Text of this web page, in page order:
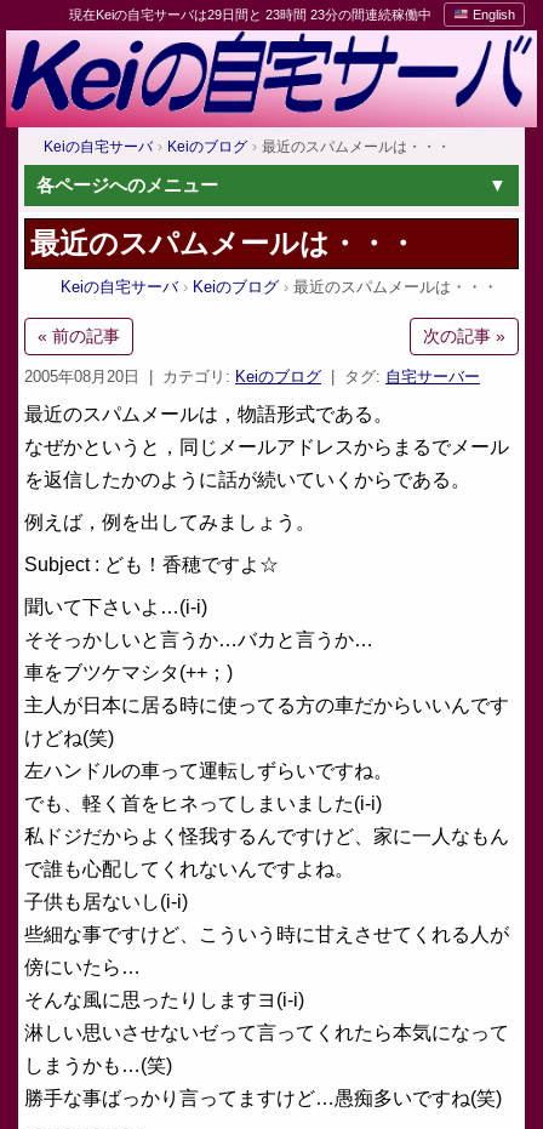
現在Keiの自宅サーバは29日間と 23時間 23分の間連続稼働中 English
Keiの自宅サーバ Keiのブログ 最近のスパムメールは・・・
各ページへのメニュー
最近のスパムメールは・・・
Keiの自宅サーバ Keiのブログ 最近のスパムメールは・・・
« 前の記事 次の記事 »
2005年08月20日 | カテゴリ: Keiのブログ | タグ: 自宅サーバー
最近のスパムメールは，物語形式である。
なぜかというと，同じメールアドレスからまるでメール
を返信したかのように話が続いていくからである。
例えば，例を出してみましょう。
Subject : ども！香穂ですよ☆
聞いて下さいよ…(i-i)
そそっかしいと言うか…バカと言うか…
車をブツケマシタ(++；)
主人が日本に居る時に使ってる方の車だからいいんです
けどね(笑)
左ハンドルの車って運転しずらいですね。
でも、軽く首をヒネってしまいました(i-i)
私ドジだからよく怪我するんですけど、家に一人なもん
で誰も心配してくれないんですよね。
子供も居ないし(i-i)
些細な事ですけど、こういう時に甘えさせてくれる人が
傍にいたら…
そんな風に思ったりしますヨ(i-i)
淋しい思いさせないゼって言ってくれたら本気になって
しまうかも…(笑)
勝手な事ばっかり言ってますけど…愚痴多いですね(笑)